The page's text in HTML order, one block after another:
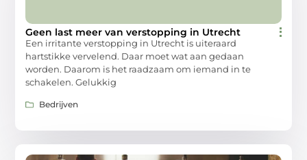
Geen last meer van verstopping in Utrecht
Een irritante verstopping in Utrecht is uiteraard
hartstikke vervelend. Daar moet wat aan gedaan
worden. Daarom is het raadzaam om iemand in te
schakelen. Gelukkig
Bedrijven